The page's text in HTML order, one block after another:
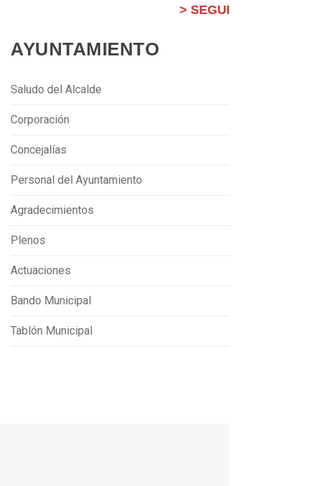
> SEGUIR LEYENDO
AYUNTAMIENTO
Saludo del Alcalde
Corporación
Concejalías
Personal del Ayuntamiento
Agradecimientos
Plenos
Actuaciones
Bando Municipal
Tablón Municipal